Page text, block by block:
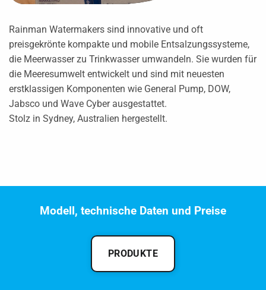
Rainman Watermakers sind innovative und oft
preisgekrönte kompakte und mobile Entsalzungssysteme,
die Meerwasser zu Trinkwasser umwandeln. Sie wurden für
die Meeresumwelt entwickelt und sind mit neuesten
erstklassigen Komponenten wie General Pump, DOW,
Jabsco und Wave Cyber ​​ausgestattet.
Stolz in Sydney, Australien hergestellt.
Modell, technische Daten und Preise
PRODUKTE